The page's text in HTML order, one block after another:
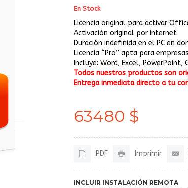
En Stock
Licencia original para activar
Activación original por internet
Duración indefinida en el PC en
Licencia “Pro” apta para empresas
Incluye: Word, Excel,
Todos nuestros productos son
Entrega inmediata directo a tu
63480 $
PDF Imprimir
INCLUIR INSTALACIÓN REMOTA